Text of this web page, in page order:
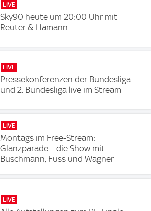
LIVE
Sky90 heute um 20:00 Uhr mit
Reuter & Hamann
LIVE
Pressekonferenzen der Bundesliga
und 2. Bundesliga live im Stream
LIVE
Montags im Free-Stream:
Glanzparade – die Show mit
Buschmann, Fuss und Wagner
LIVE